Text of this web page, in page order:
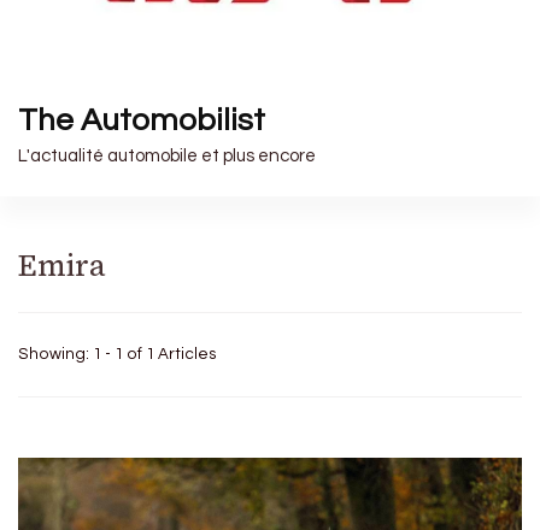
The Automobilist
L'actualité automobile et plus encore
Emira
Showing: 1 - 1 of 1 Articles